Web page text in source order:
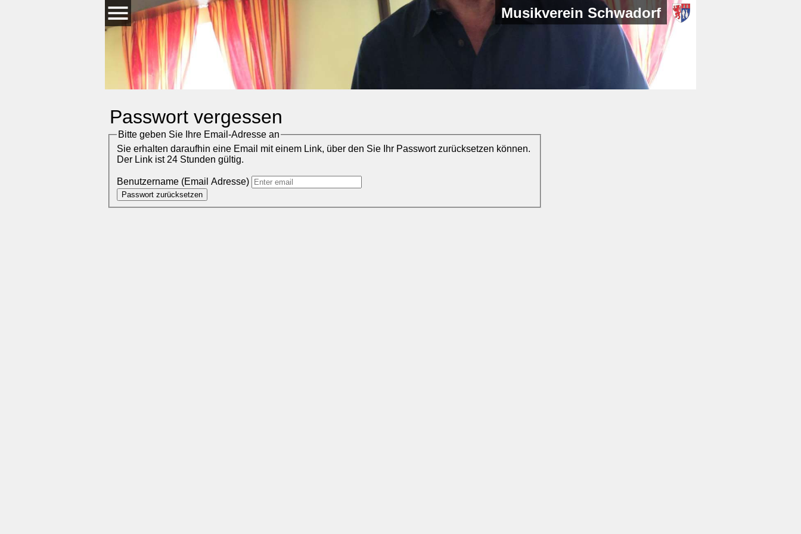
Musikverein Schwadorf
Passwort vergessen
Bitte geben Sie Ihre Email-Adresse an
Sie erhalten daraufhin eine Email mit einem Link, über den Sie Ihr Passwort zurücksetzen können.
Der Link ist 24 Stunden gültig.
Benutzername (Email Adresse)
Passwort zurücksetzen